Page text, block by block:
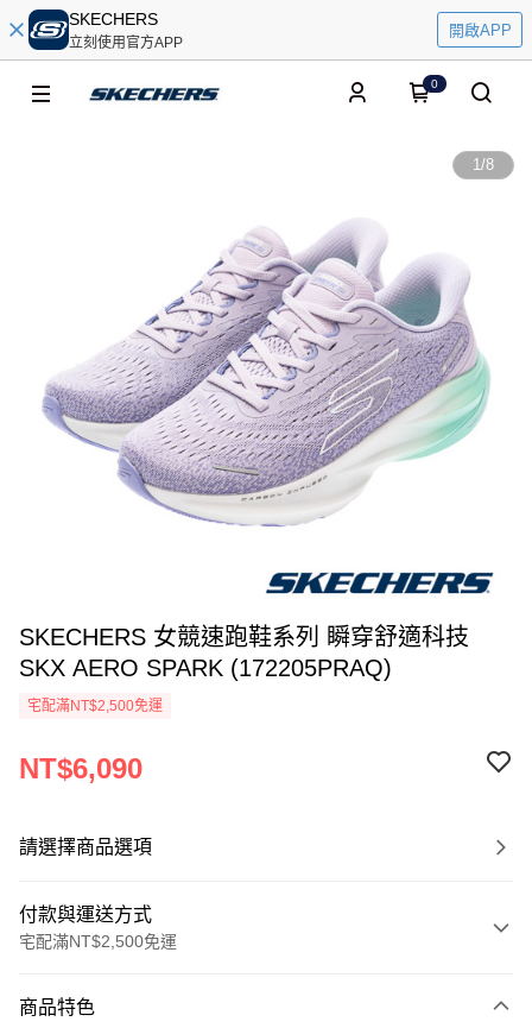
SKECHERS
立刻使用官方APP
開啟APP
0
1/8
SKECHERS 女競速跑鞋系列 瞬穿舒適科技
SKX AERO SPARK (172205PRAQ)
宅配滿NT$2,500免運
NT$6,090
請選擇商品選項
付款與運送方式
宅配滿NT$2,500免運
信用卡一次付款
商品特色